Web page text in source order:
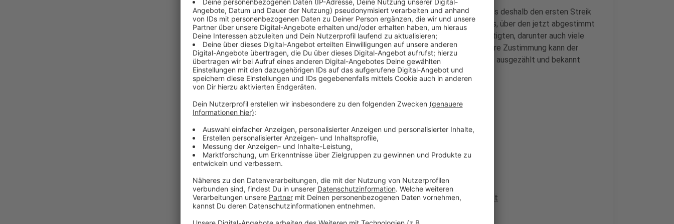
Der Streit um den Stellenabbau läuft schon länger, im Mai hatte es deshalb den ersten Streik
gegeben. Später einigten sich die Beteiligten auf den Kompromiss, über den jetzt abgestimmt
wird. Bis Donnerstag (04.09.) können die mehr als 10.000 Beschäftigten, darunter auch viele
aus Leverkusen, ihre Stimme an den Werkstoren abgeben. Ohne ihre Zustimmung kann der
Jobabbau so nicht stattfinden. Am Freitag wird das Ergebnis dann ausgezählt und bekannt
gegeben.
Anzeige
Weitere Meldungen aus Leverkusen
Anzeige
Neues Wehrdienst-Modell: Was das für Leverkusen bedeutet
Leverkusen: Unklarheiten wegen Gratis-Parktickets der Stadt
Wilder Deadline-Day bei Bayer 04 Leverkusen